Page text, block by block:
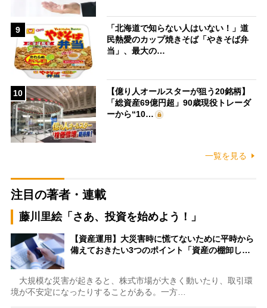
9
「北海道で知らない人はいない！」道
民熱愛のカップ焼きそば「やきそば弁
当」、最大の…
10
【億り人オールスターが狙う20銘柄】
「総資産69億円超」90歳現役トレーダ
ーから“10…
一覧を見る
注目の著者・連載
藤川里絵「さあ、投資を始めよう！」
【資産運用】大災害時に慌てないために平時から
備えておきたい3つのポイント「資産の棚卸し…
大規模な災害が起きると、株式市場が大きく動いたり、取引環
境が不安定になったりすることがある。一方…